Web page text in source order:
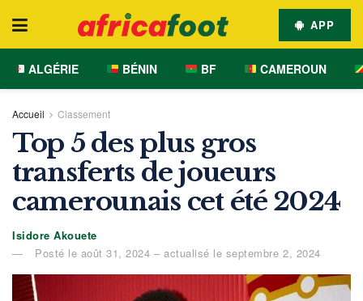
APP
ALGÉRIE BÉNIN BF CAMEROUN
Accueil Classement
Top 5 des plus gros
transferts de joueurs
camerounais cet été 2024
Isidore Akouete
Posté le août 31, 2024 – actualisé le septembre 2, 2024